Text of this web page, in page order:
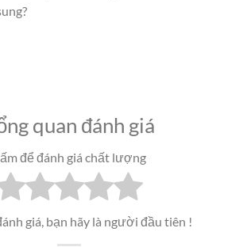
quan đánh giá
để đánh giá chất lượng
giá, bạn hãy là người đầu tiên !